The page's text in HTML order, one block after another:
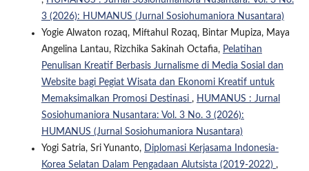
3 (2026): HUMANUS (Jurnal Sosiohumaniora Nusantara)
Yogie Alwaton rozaq, Miftahul Rozaq, Bintar Mupiza, Maya
Angelina Lantau, Rizchika Sakinah Octafia, Pelatihan
Penulisan Kreatif Berbasis Jurnalisme di Media Sosial dan
Website bagi Pegiat Wisata dan Ekonomi Kreatif untuk
Memaksimalkan Promosi Destinasi , HUMANUS : Jurnal
Sosiohumaniora Nusantara: Vol. 3 No. 3 (2026):
HUMANUS (Jurnal Sosiohumaniora Nusantara)
Yogi Satria, Sri Yunanto, Diplomasi Kerjasama Indonesia-
Korea Selatan Dalam Pengadaan Alutsista (2019-2022) ,